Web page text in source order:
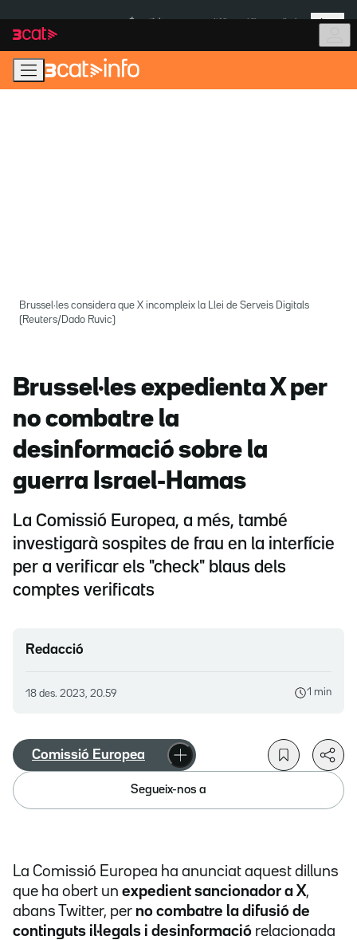
navegació
principal
contingut
Més
Brussel·les considera que X incompleix la Llei de Serveis Digitals
(Reuters/Dado Ruvic)
Brussel·les expedienta X per
no combatre la
desinformació sobre la
guerra Israel-Hamas
La Comissió Europea, a més, també
investigarà sospites de frau en la interfície
per a verificar els "check" blaus dels
comptes verificats
Redacció
18 des. 2023, 20.59 1 min
Comissió Europea
Segueix-nos a
La Comissió Europea ha anunciat aquest dilluns
que ha obert un expedient sancionador a X,
abans Twitter, per no combatre la difusió de
continguts il·legals i desinformació relacionada